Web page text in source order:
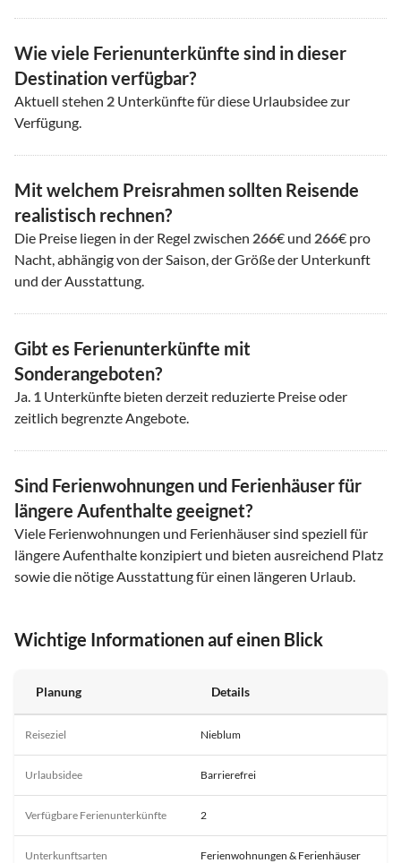
Wie viele Ferienunterkünfte sind in dieser
Destination verfügbar?
Aktuell stehen 2 Unterkünfte für diese Urlaubsidee zur
Verfügung.
Mit welchem Preisrahmen sollten Reisende
realistisch rechnen?
Die Preise liegen in der Regel zwischen 266€ und 266€ pro
Nacht, abhängig von der Saison, der Größe der Unterkunft
und der Ausstattung.
Gibt es Ferienunterkünfte mit
Sonderangeboten?
Ja. 1 Unterkünfte bieten derzeit reduzierte Preise oder
zeitlich begrenzte Angebote.
Sind Ferienwohnungen und Ferienhäuser für
längere Aufenthalte geeignet?
Viele Ferienwohnungen und Ferienhäuser sind speziell für
längere Aufenthalte konzipiert und bieten ausreichend Platz
sowie die nötige Ausstattung für einen längeren Urlaub.
Wichtige Informationen auf einen Blick
Planung Details
Reiseziel Nieblum
Urlaubsidee Barrierefrei
Verfügbare Ferienunterkünfte 2
Unterkunftsarten Ferienwohnungen & Ferienhäuser